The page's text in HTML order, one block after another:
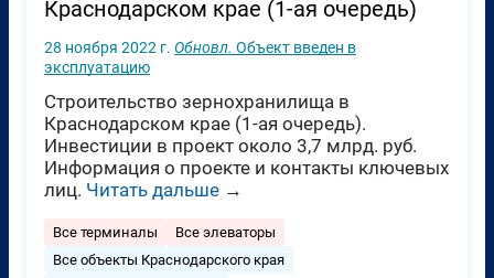
Краснодарском крае (1-ая очередь)
28 ноября 2022 г. Обновл. Объект введен в
эксплуатацию
Строительство зернохранилища в
Краснодарском крае (1-ая очередь).
Инвестиции в проект около 3,7 млрд. руб.
Информация о проекте и контакты ключевых
лиц. Читать дальше →
Все терминалы
Все элеваторы
Все объекты Краснодарского края